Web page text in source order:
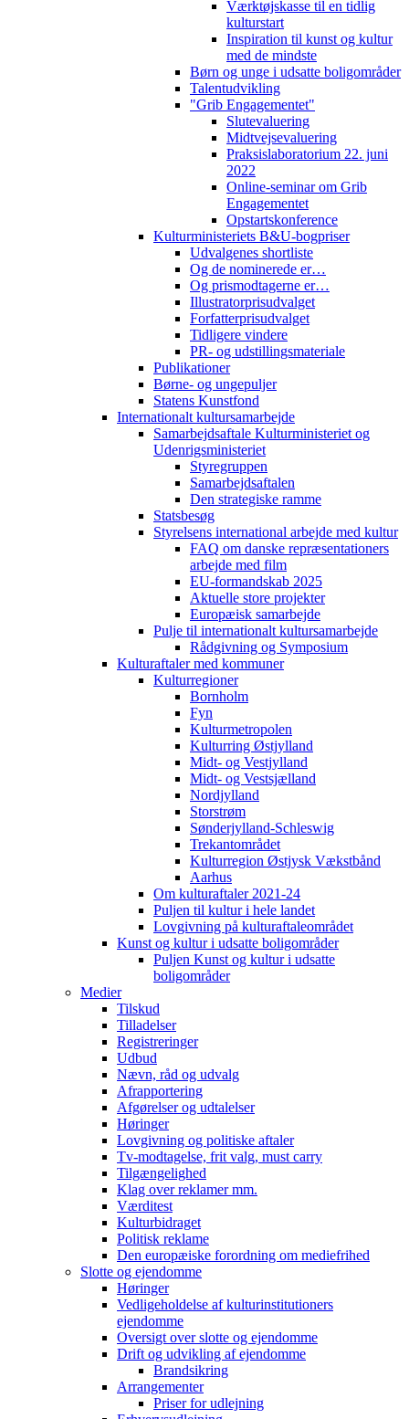
Værktøjskasse til en tidlig
kulturstart
Inspiration til kunst og kultur
med de mindste
Børn og unge i udsatte boligområder
Talentudvikling
"Grib Engagementet"
Slutevaluering
Midtvejsevaluering
Praksislaboratorium 22. juni
2022
Online-seminar om Grib
Engagementet
Opstartskonference
Kulturministeriets B&U-bogpriser
Udvalgenes shortliste
Og de nominerede er…
Og prismodtagerne er…
Illustratorprisudvalget
Forfatterprisudvalget
Tidligere vindere
PR- og udstillingsmateriale
Publikationer
Børne- og ungepuljer
Statens Kunstfond
Internationalt kultursamarbejde
Samarbejdsaftale Kulturministeriet og
Udenrigsministeriet
Styregruppen
Samarbejdsaftalen
Den strategiske ramme
Statsbesøg
Styrelsens international arbejde med kultur
FAQ om danske repræsentationers
arbejde med film
EU-formandskab 2025
Aktuelle store projekter
Europæisk samarbejde
Pulje til internationalt kultursamarbejde
Rådgivning og Symposium
Kulturaftaler med kommuner
Kulturregioner
Bornholm
Fyn
Kulturmetropolen
Kulturring Østjylland
Midt- og Vestjylland
Midt- og Vestsjælland
Nordjylland
Storstrøm
Sønderjylland-Schleswig
Trekantområdet
Kulturregion Østjysk Vækstbånd
Aarhus
Om kulturaftaler 2021-24
Puljen til kultur i hele landet
Lovgivning på kulturaftaleområdet
Kunst og kultur i udsatte boligområder
Puljen Kunst og kultur i udsatte
boligområder
Medier
Tilskud
Tilladelser
Registreringer
Udbud
Nævn, råd og udvalg
Afrapportering
Afgørelser og udtalelser
Høringer
Lovgivning og politiske aftaler
Tv-modtagelse, frit valg, must carry
Tilgængelighed
Klag over reklamer mm.
Værditest
Kulturbidraget
Politisk reklame
Den europæiske forordning om mediefrihed
Slotte og ejendomme
Høringer
Vedligeholdelse af kulturinstitutioners
ejendomme
Oversigt over slotte og ejendomme
Drift og udvikling af ejendomme
Brandsikring
Arrangementer
Priser for udlejning